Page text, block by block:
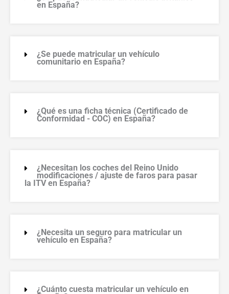
en España?
¿Se puede matricular un vehículo
comunitario en España?
¿Qué es una ficha técnica (Certificado de
Conformidad - COC) en España?
¿Necesitan los coches del Reino Unido
modificaciones / ajuste de faros para pasar
la ITV en España?
¿Necesita un seguro para matricular un
vehículo en España?
¿Cuánto cuesta matricular un vehículo en